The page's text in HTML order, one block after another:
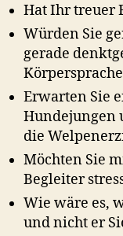
Hat Ihr treuer
Würden Sie
gerade
Erwarten Sie
Hundejungen
die
Möchten Sie
Begleiter
Wie wäre es,
und nicht er